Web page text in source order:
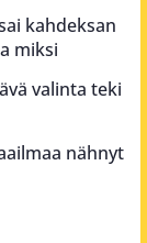
kahdeksan
miksi
valinta teki
nähnyt